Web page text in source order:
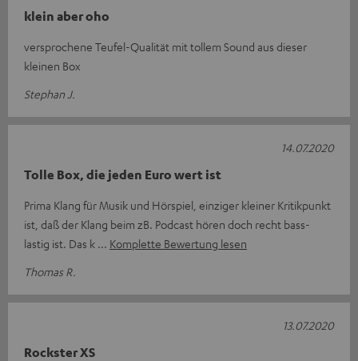
klein aber oho
versprochene Teufel-Qualität mit tollem Sound aus dieser
kleinen Box
Stephan J.
Tolle Box, die jeden Euro wert ist
Prima Klang für Musik und Hörspiel, einziger kleiner Kritikpunkt
ist, daß der Klang beim zB. Podcast hören doch recht bass-
lastig ist. Das k
Komplette Bewertung lesen
Thomas R.
14.07.2020
Rockster XS
13.07.2020